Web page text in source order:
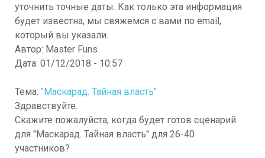
уточнить точные даты. Как только эта информация
будет известна, мы свяжемся с вами по email,
который вы указали.
Автор: Master Funs
Дата: 01/12/2018 - 10:57
Тема: "Маскарад. Тайная власть"
Здравствуйте.
Скажите пожалуйста, когда будет готов сценарий
для "Маскарад. Тайная власть" для 26-40
участников?